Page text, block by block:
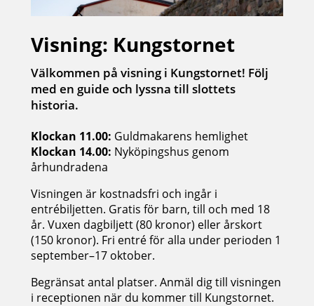
Visning: Kungstornet
Välkommen på visning i Kungstornet! Följ
med en guide och lyssna till slottets
historia.
Klockan 11.00: Guldmakarens hemlighet
Klockan 14.00: Nyköpingshus genom
århundradena
Visningen är kostnadsfri och ingår i
entrébiljetten. Gratis för barn, till och med 18
år. Vuxen dagbiljett (80 kronor) eller årskort
(150 kronor). Fri entré för alla under perioden 1
september–17 oktober.
Begränsat antal platser. Anmäl dig till visningen
i receptionen när du kommer till Kungstornet.